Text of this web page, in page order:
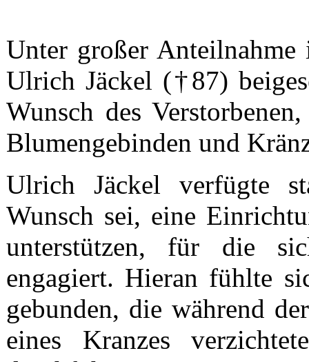
Unter großer Anteilnahme
Ulrich Jäckel (†87)
Wunsch des
Blumengebinden und
Ulrich Jäckel verfügte
Wunsch sei, eine
unterstützen, für die
engagiert. Hieran fühlte
gebunden, die während
eines Kranzes